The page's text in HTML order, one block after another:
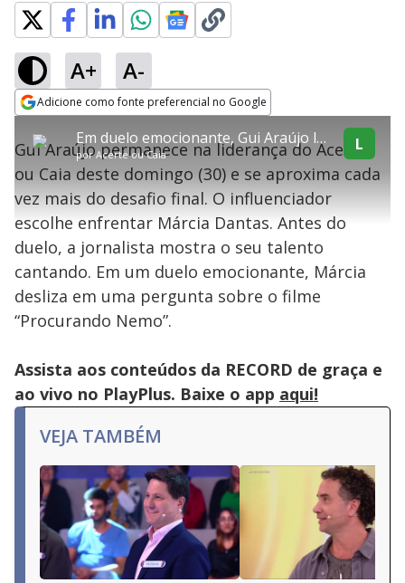
A+ A-
Adicione como fonte preferencial no Google
a
window.
modal
be
by
the
Escape
key
or
activating
button.
explore
Conteúdo bloqueado
Lamentamos, mas o vídeo que está tentando assisitr é de exibição
exclusiva em território brasileiro :-(
Em duelo emocionante, Gui Araújo leva a melhor contra a jornalista Márcia Dantas
porAcerte ou Caia
L
Gui Araújo permanece na liderança do Acerte
ou Caia deste domingo (30) e se aproxima cada
vez mais do desafio final. O influenciador
escolhe enfrentar Márcia Dantas. Antes do
duelo, a jornalista mostra o seu talento
cantando. Em um duelo emocionante, Márcia
desliza em uma pergunta sobre o filme
“Procurando Nemo”.
Assista aos conteúdos da RECORD de graça e
ao vivo no PlayPlus. Baixe o app aqui!
VEJA TAMBÉM